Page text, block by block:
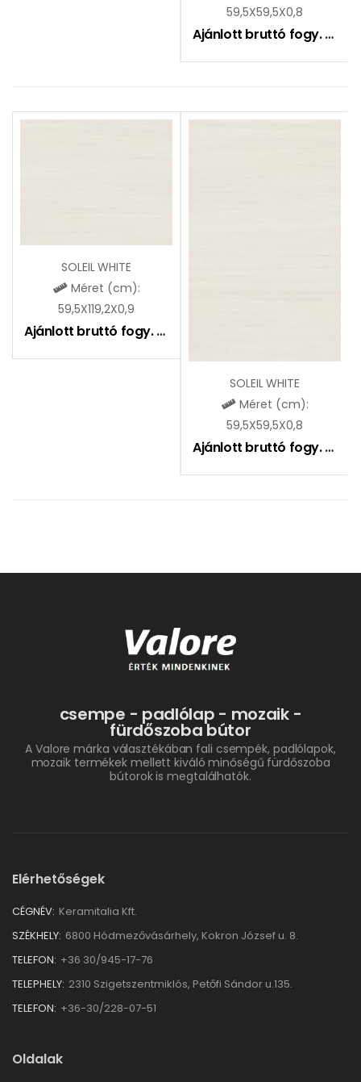
59,5X59,5X0,8
Ajánlott bruttó fogy. ár:
SOLEIL WHITE
Méret (cm):
59,5X119,2X0,9
Ajánlott bruttó fogy. ár:
SOLEIL WHITE
Méret (cm):
59,5X59,5X0,8
Ajánlott bruttó fogy. ár:
csempe - padlólap - mozaik -
fürdőszoba bútor
A Valore márka választékában fali csempék, padlólapok,
mozaik termékek mellett kiváló minőségű fürdőszoba
bútorok is megtalálhatók.
Elérhetőségek
CÉGNÉV: Keramitalia Kft.
SZÉKHELY: 6800 Hódmezővásárhely, Kokron József u. 8.
TELEFON: +36 30/945-17-76
TELEPHELY: 2310 Szigetszentmiklós, Petőfi Sándor u.135.
TELEFON: +36-30/228-07-51
Oldalak